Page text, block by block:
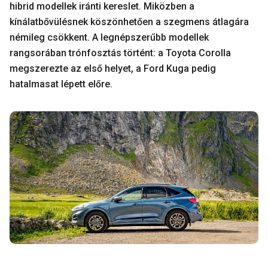
hibrid modellek iránti kereslet. Miközben a
kínálatbővülésnek köszönhetően a szegmens átlagára
némileg csökkent. A legnépszerűbb modellek
rangsorában trónfosztás történt: a Toyota Corolla
megszerezte az első helyet, a Ford Kuga pedig
hatalmasat lépett előre.